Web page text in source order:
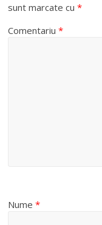
sunt marcate cu*
Comentariu*
Nume*